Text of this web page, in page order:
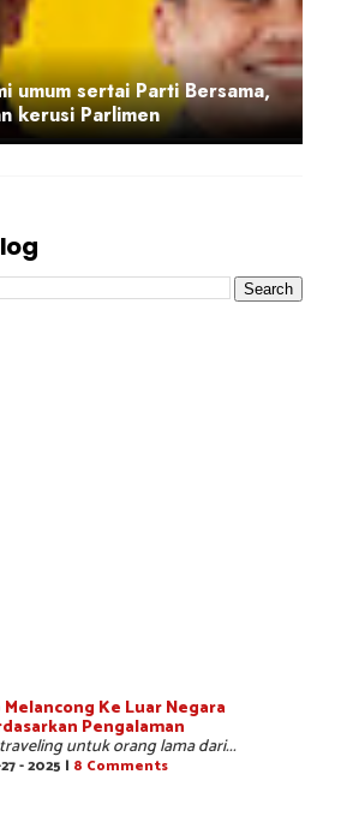
umum sertai Parti Bersama,
kerusi Parlimen
Ke Luar Negara
Pengalaman
untuk orang lama dari...
- 2025 | 8 Comments